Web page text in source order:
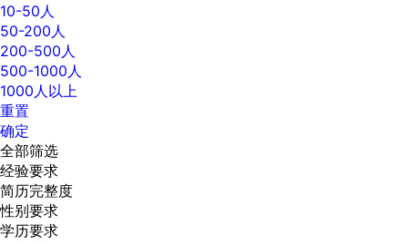
10-50人
50-200人
200-500人
500-1000人
1000人以上
重置
确定
全部筛选
经验要求
简历完整度
性别要求
学历要求